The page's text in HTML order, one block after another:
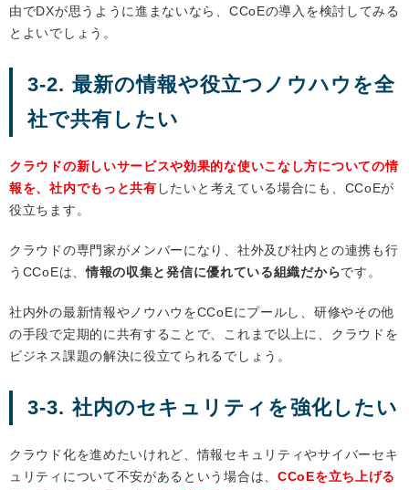
由でDXが思うように進まないなら、CCoEの導入を検討してみる
とよいでしょう。
3-2. 最新の情報や役立つノウハウを全
社で共有したい
クラウドの新しいサービスや効果的な使いこなし方についての情
報を、社内でもっと共有 したいと考えている場合にも、CCoEが
役立ちます。
クラウドの専門家がメンバーになり、社外及び社内との連携も行
うCCoEは、情報の収集と発信に優れている組織だからです。
社内外の最新情報やノウハウをCCoEにプールし、研修やその他
の手段で定期的に共有することで、これまで以上に、クラウドを
ビジネス課題の解決に役立てられるでしょう。
3-3. 社内のセキュリティを強化したい
クラウド化を進めたいけれど、情報セキュリティやサイバーセキ
ュリティについて不安があるという場合は、 CCoEを立ち上げる